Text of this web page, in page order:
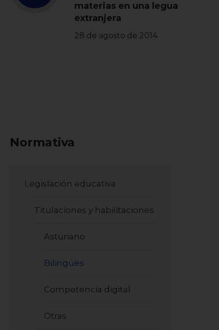
materias en una legua
extranjera
28 de agosto de 2014
Normativa
Legislación educativa
Titulaciones y habilitaciones
Asturiano
Bilingües
Competencia digital
Otras